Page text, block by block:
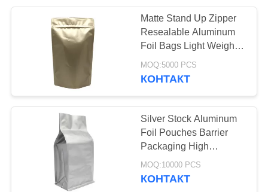
Печать вакуумные
мешки
Matte Stand Up Zipper
Resealable Aluminum
Foil Bags Light Weight
Medicine Packaging
MOQ:5000 PCS
КОНТАКТ
Silver Stock Aluminum
Foil Pouches Barrier
Packaging High
Resolution Printing
MOQ:10000 PCS
КОНТАКТ